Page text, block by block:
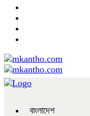
বাংলাদেশ